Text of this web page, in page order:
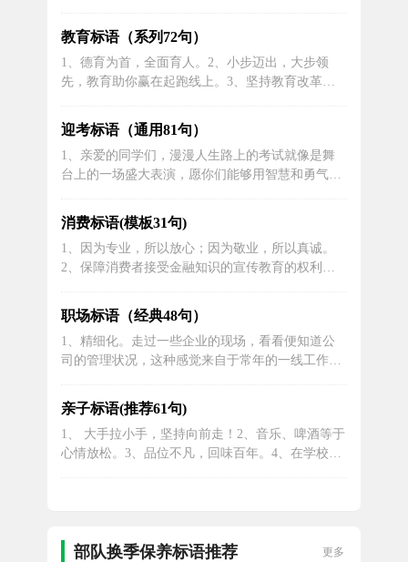
吧。2、是我报的案大部分报案人，都与凶案有关
3、宿舍礼貌要有你学校有你更闻名；礼貌礼让校
园风，建立和谐新校园。4、深化“放管服”改革，切
实提升群众和企业的.“满意度”“获...
教育标语（系列72句）
1、德育为首，全面育人。2、小步迈出，大步领
先，教育助你赢在起跑线上。3、坚持教育改革，
学习，不断进步，教育引领你的人生之路。6、营
造书香环境，培养人文情怀。7、树立追求知识的
信念，学海无涯，每天都有机会学到新的东西。
8、学习不仅是为了应对考试，更是为了...
迎考标语（通用81句）
1、亲爱的同学们，漫漫人生路上的考试就像是舞
台上的一场盛大表演，愿你们能够用智慧和勇气演
子，不论面临怎样的挑战，也请保持内心的宁静与
坚定，相信自己的实力，胜利必将属于你们！加油
加油！3、细节决定成败，态决定一切。4、寝室虽
不大，静雅又温馨；夜晚睡的香，白天好...
消费标语(模板31句)
1、因为专业，所以放心；因为敬业，所以真诚。
2、保障消费者接受金融知识的宣传教育的权利。
合法权益。4、保护消费者权益始于心，支持银行
发展践于行。5、让客户需求，得到最有效的回
馈。6、为客户利益，是我们终生的目标。7、携手
诚信经营，用心理性消费。8、构建农村...
职场标语（经典48句）
1、精细化。走过一些企业的现场，看看便知道公
司的管理状况，这种感觉来自于常年的一线工作，
效益，提升效率就得从现场管理做起，从细节抓
起。我不相信，垃圾场里可以生产出精美的高品质
的产品来；我不相信，恶劣的环境中员工可以开心
的创造性地工作，我真的不相信。2、女性...
亲子标语(推荐61句)
1、 大手拉小手，坚持向前走！2、音乐、啤酒等于
心情放松。3、品位不凡，回味百年。4、在学校没
去。10、培养健康的个性，体...
部队换季保养标语推荐 更多